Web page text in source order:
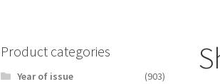
Product categories
Year of issue
(903)